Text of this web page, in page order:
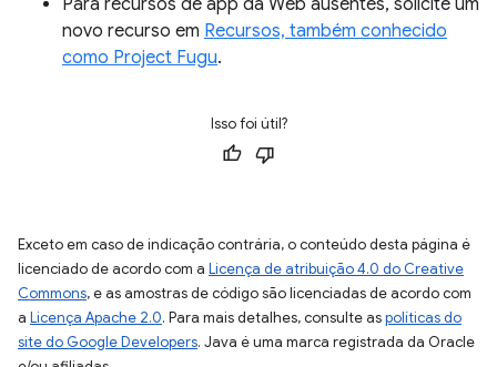
novo recurso em Recursos, também conhecido
como Project Fugu.
Isso foi útil?
Exceto em caso de indicação contrária, o conteúdo desta página é
licenciado de acordo com a Licença de atribuição 4.0 do Creative
Commons, e as amostras de código são licenciadas de acordo com
a Licença Apache 2.0. Para mais detalhes, consulte aspolíticas do
site do Google Developers. Java é uma marca registrada da Oracle